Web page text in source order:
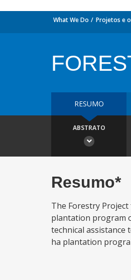
What We Do Projetos e
RESUMO
ABSTRATO
Resumo*
The Forestry
plantation program
technical
ha plantation